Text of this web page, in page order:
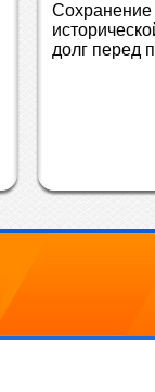
Сохранение
долг перед